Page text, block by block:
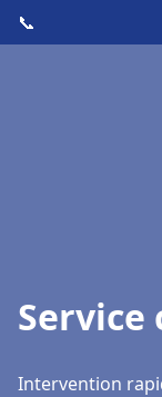
📞
Service
Intervention